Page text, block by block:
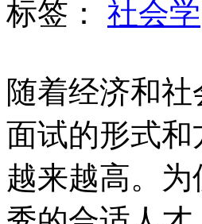
标签： 社会学
随着经济和
面试的形式
越来越高。